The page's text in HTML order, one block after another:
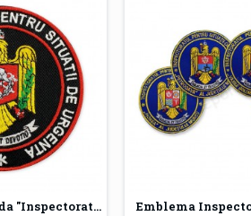
Emblema rotunda "Inspectoratul General pentru Situatii de Urgenta"